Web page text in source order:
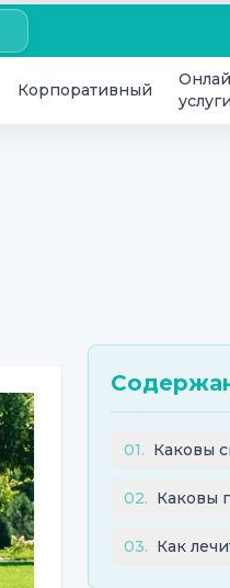
Корпоративный
услуги
01. Каковы
02. Каковы
03. Как